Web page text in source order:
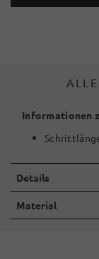
Informationen
Details
Material